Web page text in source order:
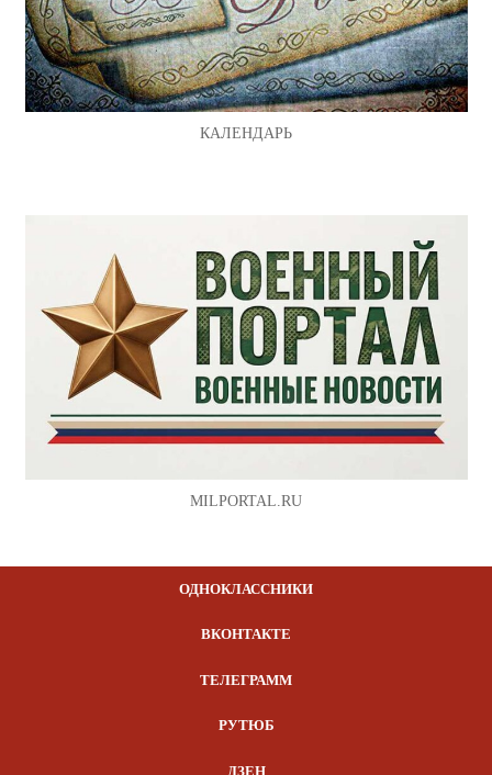
КАЛЕНДАРЬ
MILPORTAL.RU
ОДНОКЛАССНИКИ
ВКОНТАКТЕ
ТЕЛЕГРАММ
РУТЮБ
ДЗЕН